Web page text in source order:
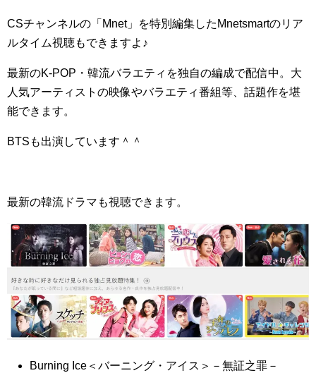
CSチャンネルの「Mnet」を特別編集したMnetsmartのリア
ルタイム視聴もできますよ♪
最新のK-POP・韓流バラエティを独自の編成で配信中。大
人気アーティストの映像やバラエティ番組等、話題作を堪
能できます。
BTSも出演しています＾＾
最新の韓流ドラマも視聴できます。
Burning Ice＜バーニング・アイス＞－無証之罪－